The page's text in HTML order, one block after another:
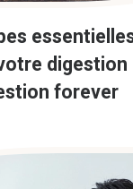
digestion
forever